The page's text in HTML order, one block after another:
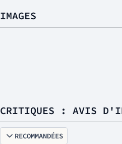
IMAGES
CRITIQUES : AVIS
RECOMMANDÉES